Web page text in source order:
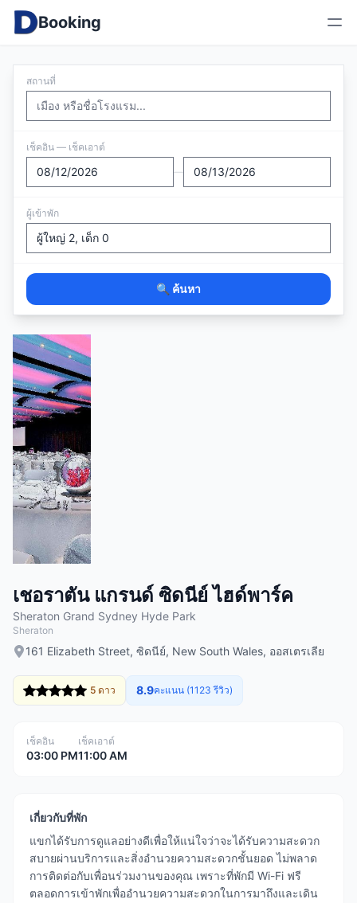
Booking
สถานที่
เช็คอิน — เช็คเอาต์
—
ผู้เข้าพัก
🔍 ค้นหา
เชอราตัน แกรนด์ ซิดนีย์ ไฮด์พาร์ค
Sheraton Grand Sydney Hyde Park
Sheraton
161 Elizabeth Street, ซิดนีย์, New South Wales, ออสเตรเลีย
5 ดาว 8.9คะแนน (1123 รีวิว)
เช็คอิน
03:00 PM
เช็คเอาต์
11:00 AM
เกี่ยวกับที่พัก
แขกได้รับการดูแลอย่างดีเพื่อให้แน่ใจว่าจะได้รับความสะดวก
สบายผ่านบริการและสิ่งอำนวยความสะดวกชั้นยอด ไม่พลาด
การติดต่อกับเพื่อนร่วมงานของคุณ เพราะที่พักมี Wi-Fi ฟรี
ตลอดการเข้าพักเพื่ออำนวยความสะดวกในการมาถึงและเดิน